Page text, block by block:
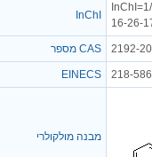
InChI
16-26-
מספר CAS 2192-
EINECS 218-
מבנה מולקולרי